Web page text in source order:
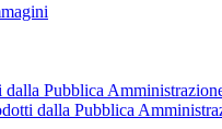
Pubblica
dalla Pubblica